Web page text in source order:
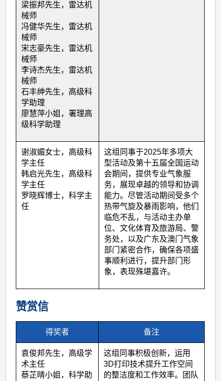
梁振邦先生，雷达机
械师
冯健华先生，雷达机
械师
宋志豪先生，雷达机
械师
李诗杰先生，雷达机
械师
石丰绅先生，高级科
学助理
廖慧萍小姐，署理高
级科学助理
谢淑媚女士，高级科
学主任
韩启光先生，高级科
学主任
罗晓辉博士，科学主
任
这组同事于2025年多项大
型活动及第十五届全国运动
会期间，提供专业气象服
务，展现卓越的领导和协调
能力。尽管活动期间受多个
热带气旋及暴雨影响，他们
临危不乱，与活动主办单
位、文化体育及旅游局、警
务处，以及广东及澳门气象
部门紧密合作，确保各项盛
事顺利进行，提升部门形
象，表现殊堪嘉许。
赞赏信
得奖者 备注
袁俊邦先生，高级学
术主任
蔡芷晴小姐，科学助
这组同事积极创新，运用
3D打印技术提升工作空间
的整洁度和工作效率。团队